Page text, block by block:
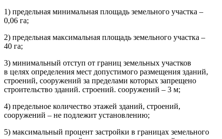
1) предельная минимальная площадь земельного участка –
0,06 га;
2) предельная максимальная площадь земельного участка –
40 га;
3) минимальный отступ от границ земельных участков
в целях определения мест допустимого размещения зданий,
строений, сооружений за пределами которых запрещено
строительство зданий. строений. сооружений – 3 м;
4) предельное количество этажей зданий, строений,
сооружений – не подлежит установлению;
5) максимальный процент застройки в границах земельного